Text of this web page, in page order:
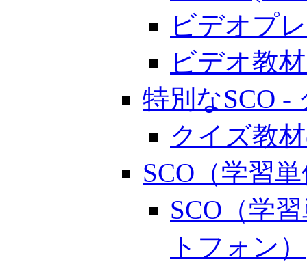
ビデオプ
ビデオ教
特別なSCO -
クイズ教
SCO（学習
SCO（学
トフォン）